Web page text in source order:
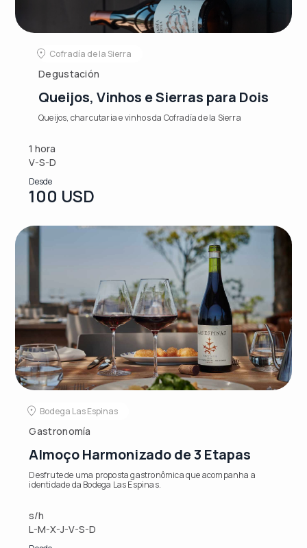
Cofradía de la Sierra
Degustación
Queijos, Vinhos e Sierras para Dois
Queijos, charcutaria e vinhos da Cofradía de la Sierra
1 hora
V-S-D
Desde
100 USD
Bodega Las Espinas
Gastronomía
Almoço Harmonizado de 3 Etapas
Desfrute de uma proposta gastronômica que acompanha a
identidade da Bodega Las Espinas.
s/h
L-M-X-J-V-S-D